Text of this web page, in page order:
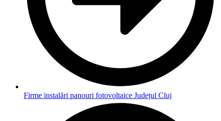
Firme instalări panouri fotovoltaice Județul Cluj